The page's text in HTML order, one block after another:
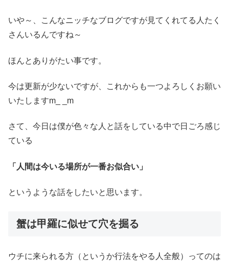
いや～、こんなニッチなブログですが見てくれてる人たく
さんいるんですね～
ほんとありがたい事です。
今は更新が少ないですが、これからも一つよろしくお願い
いたしますm_ _m
さて、今日は僕が色々な人と話をしている中で日ごろ感じ
ている
「人間は今いる場所が一番お似合い」
というような話をしたいと思います。
蟹は甲羅に似せて穴を掘る
ウチに来られる方（というか行法をやる人全般）ってのは